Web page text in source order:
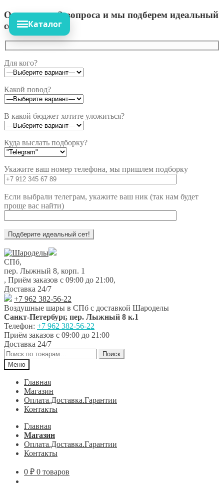
Ответьте на 3 вопроса и мы подберем идеальный
сет!
Для кого?
Какой повод?
В какой бюджет хотите уложиться?
Куда выслать подборку?
Укажите ваш номер телефона, мы пришлем подборку
Если выбрали телеграм, укажите ваш ник (так нам будет
проще вас найти)
Перейти
к
навигации
Перейти
к
содержимому
СПб,
пер. Лыжный 8, корп. 1
, Приём заказов с 09:00 до 21:00,
Доставка 24/7
+7 962 382-56-22
Воздушные шары в СПб с доставкой Шароделы
Санкт-Петербург, пер. Лыжный 8 к.1
Телефон: +7 962 382-56-22
Приём заказов с 09:00 до 21:00
Доставка 24/7
Искать:
Поиск
Меню
Главная
Магазин
Оплата.Доставка.Гарантии
Контакты
Главная
Магазин
Оплата.Доставка.Гарантии
Контакты
0 ₽ 0 товаров
Каталог